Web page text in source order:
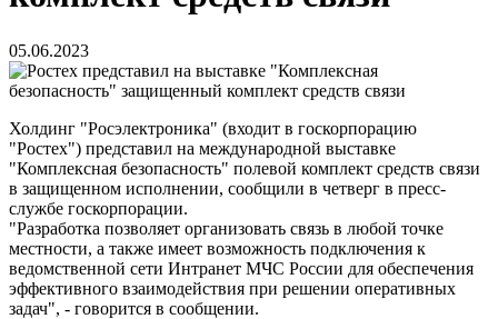
05.06.2023
Холдинг "Росэлектроника" (входит в госкорпорацию
"Ростех") представил на международной выставке
"Комплексная безопасность" полевой комплект средств связи
в защищенном исполнении, сообщили в четверг в пресс-
службе госкорпорации.
"Разработка позволяет организовать связь в любой точке
местности, а также имеет возможность подключения к
ведомственной сети Интранет МЧС России для обеспечения
эффективного взаимодействия при решении оперативных
задач", - говорится в сообщении.